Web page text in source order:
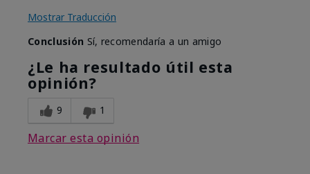
Mostrar Traducción
Conclusión Sí, recomendaría a un amigo
¿Le ha resultado útil esta
opinión?
9 1
Marcar esta opinión